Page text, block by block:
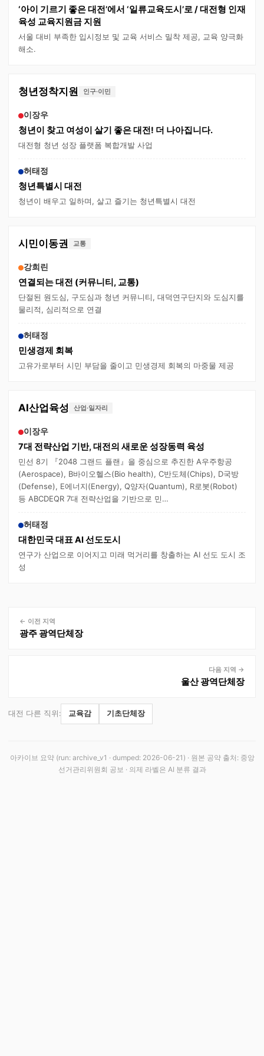
‘아이 기르기 좋은 대전’에서 ‘일류교육도시’로 / 대전형 인재
육성 교육지원금 지원
서울 대비 부족한 입시정보 및 교육 서비스 밀착 제공, 교육 양극화
해소.
청년정착지원 인구·이민
이장우
청년이 찾고 여성이 살기 좋은 대전! 더 나아집니다.
대전형 청년 성장 플랫폼 복합개발 사업
허태정
청년특별시 대전
청년이 배우고 일하며, 살고 즐기는 청년특별시 대전
시민이동권 교통
강희린
연결되는 대전 (커뮤니티, 교통)
단절된 원도심, 구도심과 청년 커뮤니티, 대덕연구단지와 도심지를
물리적, 심리적으로 연결
허태정
민생경제 회복
고유가로부터 시민 부담을 줄이고 민생경제 회복의 마중물 제공
AI산업육성 산업·일자리
이장우
7대 전략산업 기반, 대전의 새로운 성장동력 육성
민선 8기 『2048 그랜드 플랜』을 중심으로 추진한 A우주항공
(Aerospace), B바이오헬스(Bio health), C반도체(Chips), D국방
(Defense), E에너지(Energy), Q양자(Quantum), R로봇(Robot)
등 ABCDEQR 7대 전략산업을 기반으로 민…
허태정
대한민국 대표 AI 선도도시
연구가 산업으로 이어지고 미래 먹거리를 창출하는 AI 선도 도시 조
성
← 이전 지역
광주 광역단체장
다음 지역 →
울산 광역단체장
대전 다른 직위: 교육감 기초단체장
아카이브 요약 (run: archive_v1 · dumped: 2026-06-21 ) · 원본 공약 출처: 중앙
선거관리위원회 공보 · 의제 라벨은 AI 분류 결과